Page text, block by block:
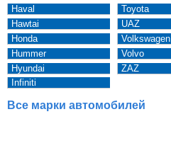
Haval
Hawtai
Honda
Hummer
Hyundai
Infiniti
Toyota
UAZ
Volkswagen
Volvo
ZAZ
Все марки автомобилей